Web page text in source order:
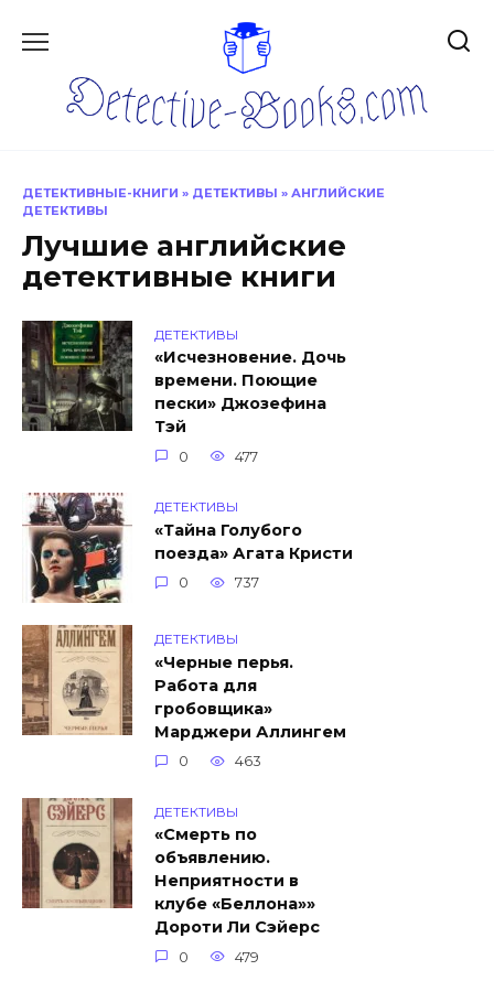
ДЕТЕКТИВНЫЕ-КНИГИ » ДЕТЕКТИВЫ » АНГЛИЙСКИЕ
ДЕТЕКТИВЫ
Лучшие английские
детективные книги
ДЕТЕКТИВЫ
«Исчезновение. Дочь
времени. Поющие
пески» Джозефина
Тэй
0 477
ДЕТЕКТИВЫ
«Тайна Голубого
поезда» Агата Кристи
0 737
ДЕТЕКТИВЫ
«Черные перья.
Работа для
гробовщика»
Марджери Аллингем
0 463
ДЕТЕКТИВЫ
«Смерть по
объявлению.
Неприятности в
клубе «Беллона»»
Дороти Ли Сэйерс
0 479